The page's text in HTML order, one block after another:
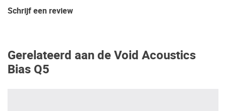
Schrijf een review
Gerelateerd aan de Void Acoustics
Bias Q5